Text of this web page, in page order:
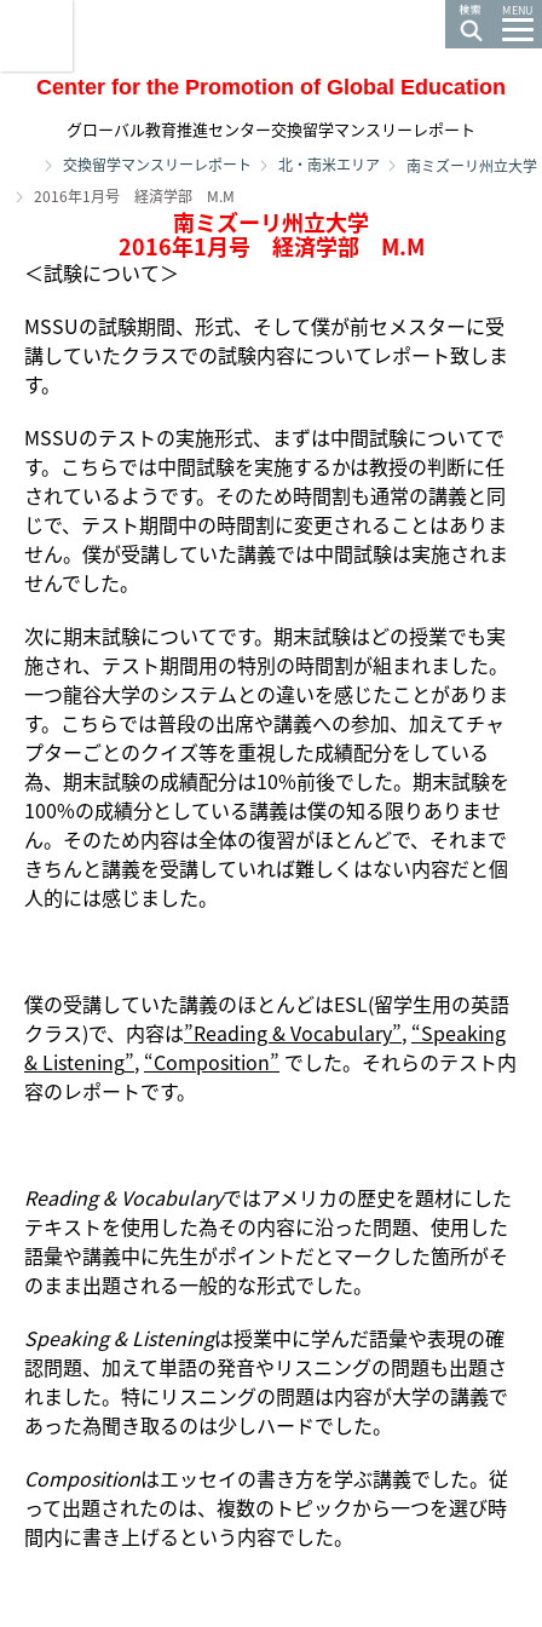
MENU
Center for the Promotion of Global Education
グローバル教育推進センター交換留学マンスリーレポート
ホーム
交換留学マンスリーレポート 北・南米エリア
南ミズーリ州立大学
2016年1月号 経済学部 M.M
南ミズーリ州立大学
2016年1月号 経済学部 M.M
＜試験について＞
MSSUの試験期間、形式、そして僕が前セメスターに受
講していたクラスでの試験内容についてレポート致しま
す。
MSSUのテストの実施形式、まずは中間試験についてで
す。こちらでは中間試験を実施するかは教授の判断に任
されているようです。そのため時間割も通常の講義と同
じで、テスト期間中の時間割に変更されることはありま
せん。僕が受講していた講義では中間試験は実施されま
せんでした。
次に期末試験についてです。期末試験はどの授業でも実
施され、テスト期間用の特別の時間割が組まれました。
一つ龍谷大学のシステムとの違いを感じたことがありま
す。こちらでは普段の出席や講義への参加、加えてチャ
プターごとのクイズ等を重視した成績配分をしている
為、期末試験の成績配分は10%前後でした。期末試験を
100%の成績分としている講義は僕の知る限りありませ
ん。そのため内容は全体の復習がほとんどで、それまで
きちんと講義を受講していれば難しくはない内容だと個
人的には感じました。
僕の受講していた講義のほとんどはESL(留学生用の英語
クラス)で、内容は”Reading & Vocabulary”, “Speaking
& Listening”, “Composition” でした。それらのテスト内
容のレポートです。
Reading & Vocabularyではアメリカの歴史を題材にした
テキストを使用した為その内容に沿った問題、使用した
語彙や講義中に先生がポイントだとマークした箇所がそ
のまま出題される一般的な形式でした。
Speaking & Listeningは授業中に学んだ語彙や表現の確
認問題、加えて単語の発音やリスニングの問題も出題さ
れました。特にリスニングの問題は内容が大学の講義で
あった為聞き取るのは少しハードでした。
Compositionはエッセイの書き方を学ぶ講義でした。従
って出題されたのは、複数のトピックから一つを選び時
間内に書き上げるという内容でした。